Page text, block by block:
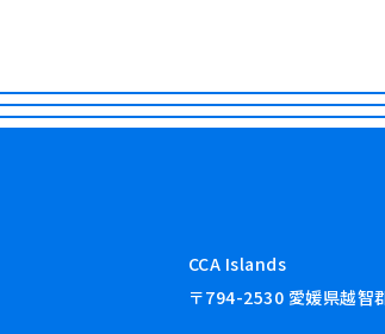
CCA Islands
〒794-2530 愛媛県越智